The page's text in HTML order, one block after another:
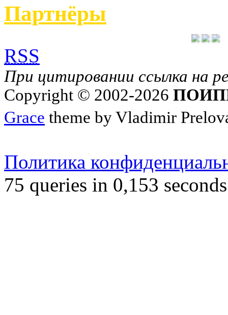
Партнёры
RSS
При цитировании ссылка на
Copyright © 2002-2026
Grace theme by Vladimir
Политика
75 queries in 0,153